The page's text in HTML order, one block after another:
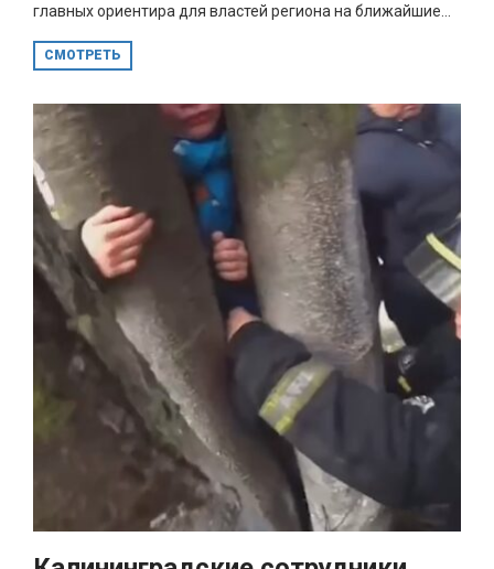
главных ориентира для властей региона на ближайшие...
СМОТРЕТЬ